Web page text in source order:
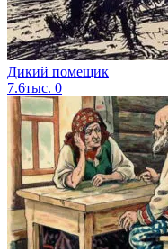
Дикий помещик
7.6тыс. 0